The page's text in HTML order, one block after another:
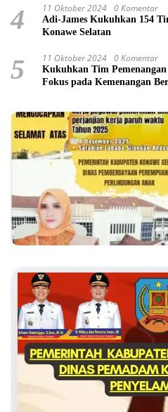
4 11 Oktober 2024 0 Komentar
Adi-James Kukuhkan 154
Konawe Selatan
5 11 Oktober 2024 0 Komentar
Kukuhkan Tim
Fokus pada Kemenangan